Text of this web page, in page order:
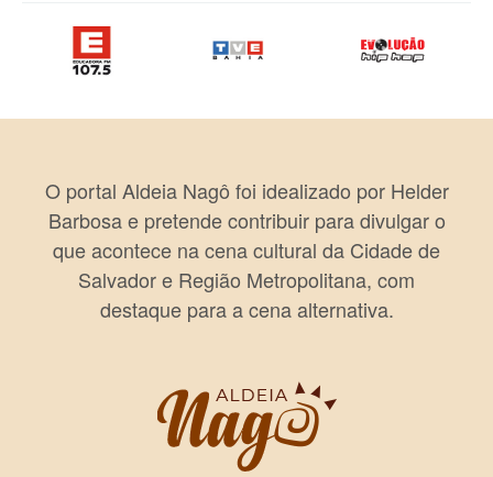
O portal Aldeia Nagô foi idealizado por Helder
Barbosa e pretende contribuir para divulgar o
que acontece na cena cultural da Cidade de
Salvador e Região Metropolitana, com
destaque para a cena alternativa.